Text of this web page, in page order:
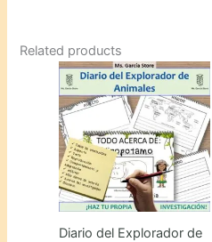
Related products
Diario del Explorador de